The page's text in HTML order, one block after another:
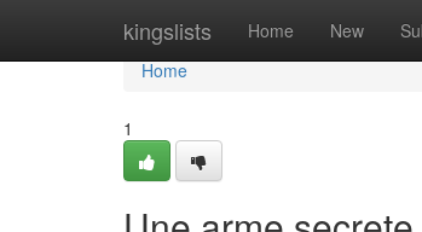
kingslists Home New
Home
Home
1